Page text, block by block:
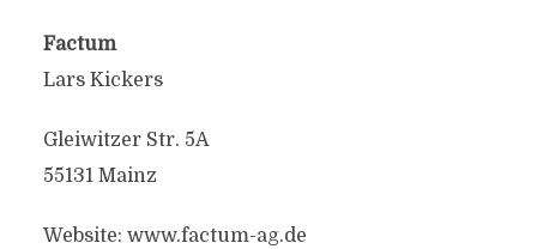
Factum
Lars Kickers
Gleiwitzer Str. 5A
55131 Mainz
Website: www.factum-ag.de